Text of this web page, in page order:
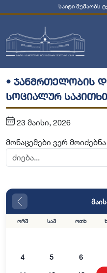
საიტი მუშაობს
• ჯანმრთელობის
სოციალურ
23 მაისი, 2026
მონაცემები ვერ მოიძებნა
ორშ სამ ოთხ
4 5 6